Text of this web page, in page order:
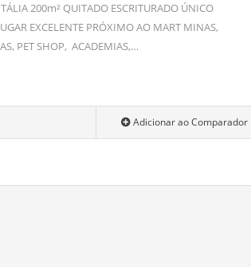
200m² QUITADO ESCRITURADO ÚNICO
EXCELENTE PRÓXIMO AO MART MINAS,
PET SHOP, ACADEMIAS,…
Adicionar ao Comparador